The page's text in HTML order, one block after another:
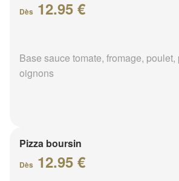
Dès 12.95 €
Base sauce tomate, fromage,
oignons
Pizza boursin
Dès 12.95 €